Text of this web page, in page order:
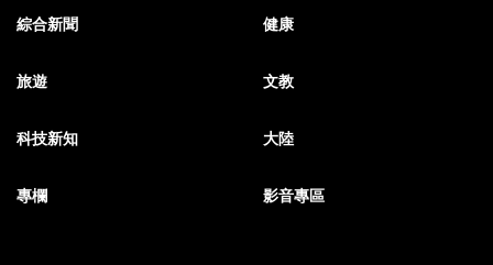
綜合新聞 健康
旅遊 文教
科技新知 大陸
專欄 影音專區